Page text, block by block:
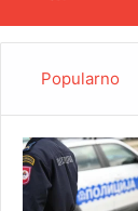
Popularno